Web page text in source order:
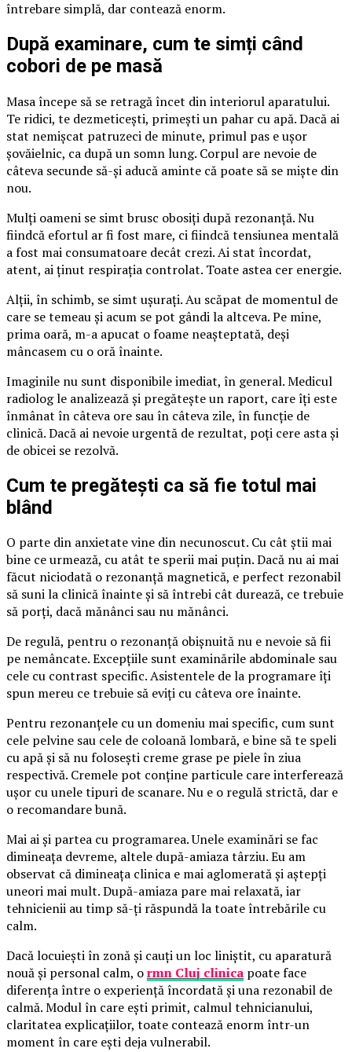
întrebare simplă, dar contează enorm.
După examinare, cum te simți când
cobori de pe masă
Masa începe să se retragă încet din interiorul aparatului.
Te ridici, te dezmeticești, primești un pahar cu apă. Dacă ai
stat nemișcat patruzeci de minute, primul pas e ușor
șovăielnic, ca după un somn lung. Corpul are nevoie de
câteva secunde să-și aducă aminte că poate să se miște din
nou.
Mulți oameni se simt brusc obosiți după rezonanță. Nu
fiindcă efortul ar fi fost mare, ci fiindcă tensiunea mentală
a fost mai consumatoare decât crezi. Ai stat încordat,
atent, ai ținut respirația controlat. Toate astea cer energie.
Alții, în schimb, se simt ușurați. Au scăpat de momentul de
care se temeau și acum se pot gândi la altceva. Pe mine,
prima oară, m-a apucat o foame neașteptată, deși
mâncasem cu o oră înainte.
Imaginile nu sunt disponibile imediat, în general. Medicul
radiolog le analizează și pregătește un raport, care îți este
înmânat în câteva ore sau în câteva zile, în funcție de
clinică. Dacă ai nevoie urgentă de rezultat, poți cere asta și
de obicei se rezolvă.
Cum te pregătești ca să fie totul mai
blând
O parte din anxietate vine din necunoscut. Cu cât știi mai
bine ce urmează, cu atât te sperii mai puțin. Dacă nu ai mai
făcut niciodată o rezonanță magnetică, e perfect rezonabil
să suni la clinică înainte și să întrebi cât durează, ce trebuie
să porți, dacă mănânci sau nu mănânci.
De regulă, pentru o rezonanță obișnuită nu e nevoie să fii
pe nemâncate. Excepțiile sunt examinările abdominale sau
cele cu contrast specific. Asistentele de la programare îți
spun mereu ce trebuie să eviți cu câteva ore înainte.
Pentru rezonanțele cu un domeniu mai specific, cum sunt
cele pelvine sau cele de coloană lombară, e bine să te speli
cu apă și să nu folosești creme grase pe piele în ziua
respectivă. Cremele pot conține particule care interferează
ușor cu unele tipuri de scanare. Nu e o regulă strictă, dar e
o recomandare bună.
Mai ai și partea cu programarea. Unele examinări se fac
dimineața devreme, altele după-amiaza târziu. Eu am
observat că dimineața clinica e mai aglomerată și aștepți
uneori mai mult. După-amiaza pare mai relaxată, iar
tehnicienii au timp să-ți răspundă la toate întrebările cu
calm.
Dacă locuiești în zonă și cauți un loc liniștit, cu aparatură
nouă și personal calm, ormn Cluj clinica poate face
diferența între o experiență încordată și una rezonabil de
calmă. Modul în care ești primit, calmul tehnicianului,
claritatea explicațiilor, toate contează enorm într-un
moment în care ești deja vulnerabil.